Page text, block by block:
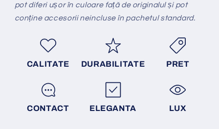
pot diferi ușor în culoare față de originalul și pot
conține accesorii neincluse în pachetul standard.
CALITATE DURABILITATE PRET
CONTACT ELEGANTA LUX